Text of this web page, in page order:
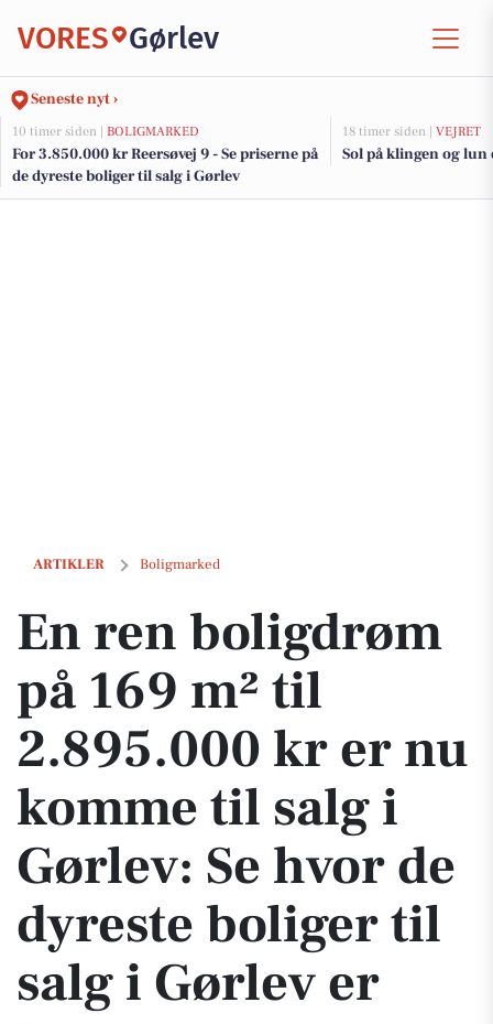
VORES Gørlev
Seneste nyt ›
10 timer siden | BOLIGMARKED
For 3.850.000 kr Reersøvej 9 - Se priserne på
de dyreste boliger til salg i Gørlev
18 timer siden | VEJRET
Sol på klingen og
ARTIKLER Boligmarked
En ren boligdrøm på 169 m² til 2.895.000 kr er nu komme til salg i
En ren boligdrøm
på 169 m² til
2.895.000 kr er nu
komme til salg i
Gørlev: Se hvor de
dyreste boliger til
salg i Gørlev er